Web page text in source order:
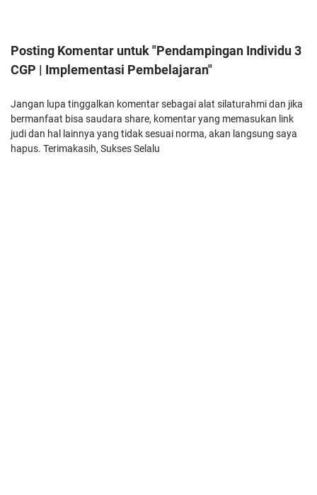
Posting Komentar untuk "Pendampingan Individu 3
CGP | Implementasi Pembelajaran"
Jangan lupa tinggalkan komentar sebagai alat silaturahmi dan jika
bermanfaat bisa saudara share, komentar yang memasukan link
judi dan hal lainnya yang tidak sesuai norma, akan langsung saya
hapus. Terimakasih, Sukses Selalu